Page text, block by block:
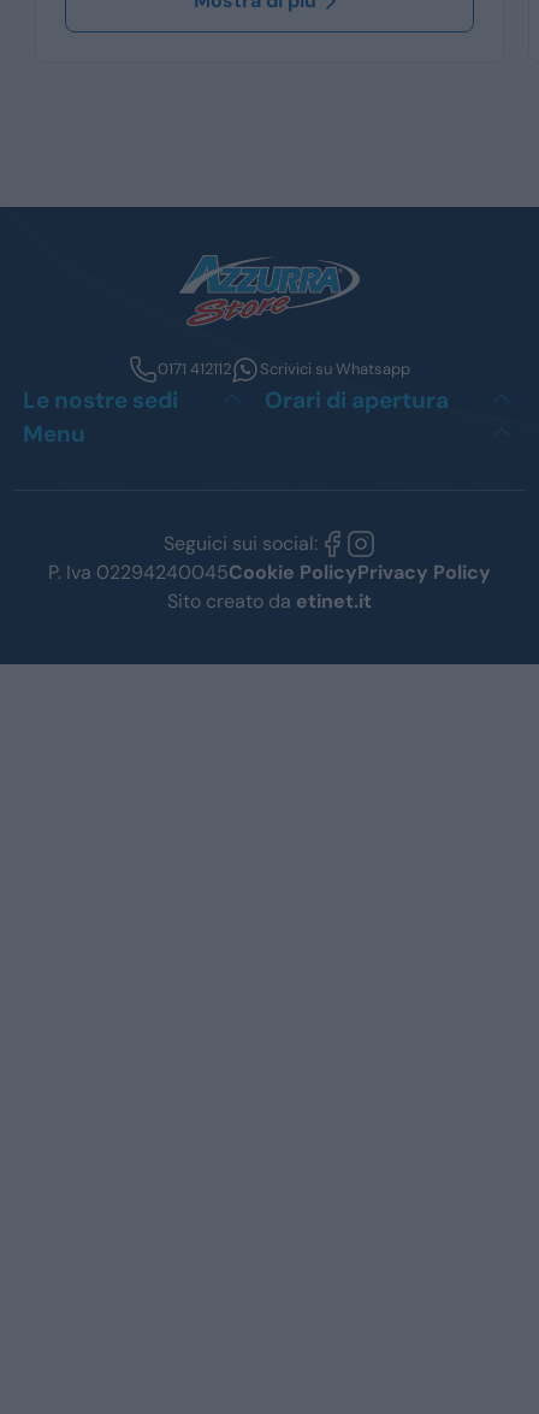
0171 412112 Scrivici su Whatsapp
Le nostre sedi
Orari di apertura
Menu
Seguici sui social:
P. Iva 02294240045Cookie PolicyPrivacy Policy
Sito creato da etinet.it